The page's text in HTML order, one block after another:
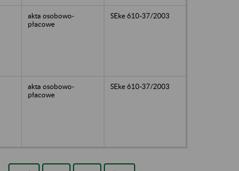
akta osobowo-
płacowe
SEke 610-37/2003
akta osobowo-
płacowe
SEke 610-37/2003